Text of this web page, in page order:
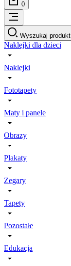
0
Wyszukaj produkt
Naklejki dla dzieci
Naklejki
Fototapety
Maty i panele
Obrazy
Plakaty
Zegary
Tapety
Pozostałe
Edukacja